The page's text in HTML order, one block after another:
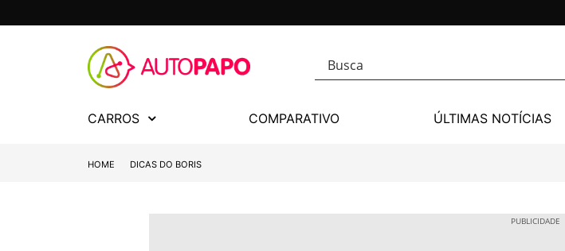
CARROS COMPARATIVO ÚLTIMAS NOTÍCIAS
HOME DICAS DO BORIS